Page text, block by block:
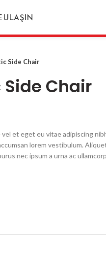
ULAŞIN
Side Chair
Chair
et eget eu vitae adipiscing
lorem vestibulum.
nec ipsum a urna ac